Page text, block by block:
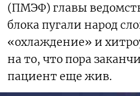
(ПМЭФ) главы
блока пугали народ
«охлаждение» и
на то, что пора
пациент еще жив.